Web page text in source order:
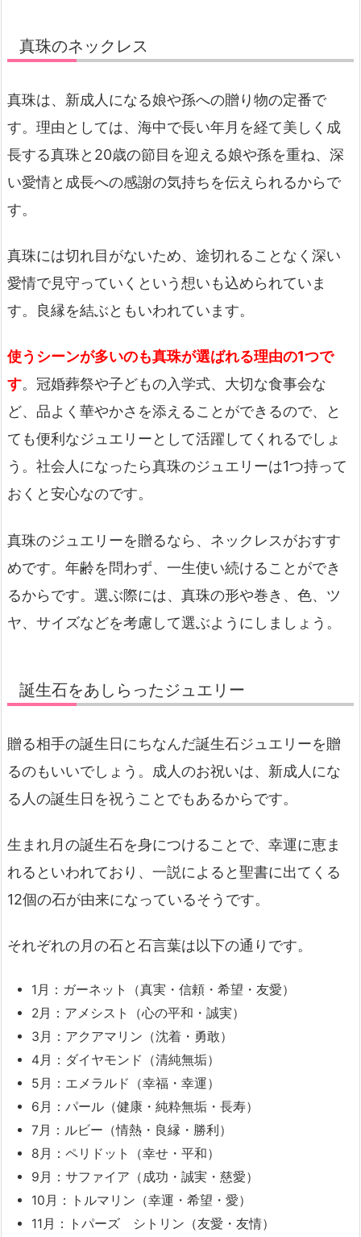
真珠のネックレス
真珠は、新成人になる娘や孫への贈り物の定番で
す。理由としては、海中で長い年月を経て美しく成
長する真珠と20歳の節目を迎える娘や孫を重ね、深
い愛情と成長への感謝の気持ちを伝えられるからで
す。
真珠には切れ目がないため、途切れることなく深い
愛情で見守っていくという想いも込められていま
す。良縁を結ぶともいわれています。
使うシーンが多いのも真珠が選ばれる理由の1つで
す。冠婚葬祭や子どもの入学式、大切な食事会な
ど、品よく華やかさを添えることができるので、と
ても便利なジュエリーとして活躍してくれるでしょ
う。社会人になったら真珠のジュエリーは1つ持って
おくと安心なのです。
真珠のジュエリーを贈るなら、ネックレスがおすす
めです。年齢を問わず、一生使い続けることができ
るからです。選ぶ際には、真珠の形や巻き、色、ツ
ヤ、サイズなどを考慮して選ぶようにしましょう。
誕生石をあしらったジュエリー
贈る相手の誕生日にちなんだ誕生石ジュエリーを贈
るのもいいでしょう。成人のお祝いは、新成人にな
る人の誕生日を祝うことでもあるからです。
生まれ月の誕生石を身につけることで、幸運に恵ま
れるといわれており、一説によると聖書に出てくる
12個の石が由来になっているそうです。
それぞれの月の石と石言葉は以下の通りです。
1月：ガーネット（真実・信頼・希望・友愛）
2月：アメシスト（心の平和・誠実）
3月：アクアマリン（沈着・勇敢）
4月：ダイヤモンド（清純無垢）
5月：エメラルド（幸福・幸運）
6月：パール（健康・純粋無垢・長寿）
7月：ルビー（情熱・良縁・勝利）
8月：ペリドット（幸せ・平和）
9月：サファイア（成功・誠実・慈愛）
10月：トルマリン（幸運・希望・愛）
11月：トパーズ シトリン（友愛・友情）